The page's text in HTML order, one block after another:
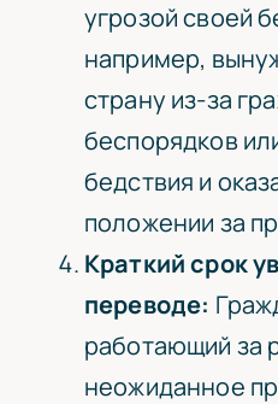
угрозой своей
например,
страну из-за
беспорядков
бедствия и
положении за
Краткий срок
переводе:
работающий за
неожиданное